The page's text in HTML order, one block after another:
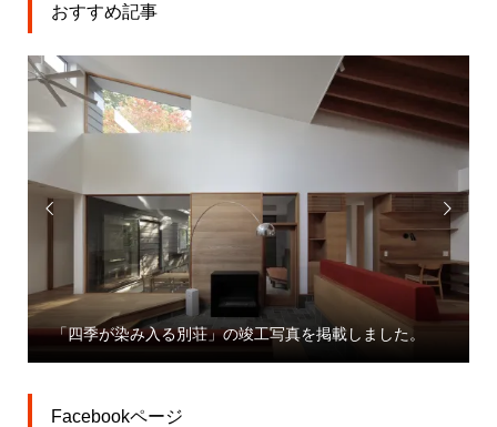
おすすめ記事

ました。
「大宮駅東口大門町２丁目中地区第一種市街地再
業」プレスリリース

Facebookページ